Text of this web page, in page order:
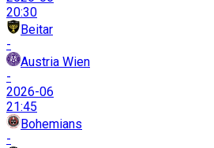
20:30
Beitar
-
Austria Wien
-
2026-06
21:45
Bohemians
-